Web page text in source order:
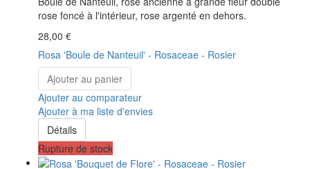
rose foncé à l'intérieur, rose argenté en dehors.
28,00 €
Rosa 'Boule de Nanteuil' - Rosaceae - Rosier
Ajouter au panier
Ajouter au comparateur
Ajouter à ma liste d'envies
Détails
Rupture de stock